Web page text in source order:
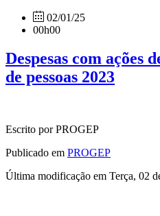
02/01/25
00h00
Despesas com ações
de pessoas 2023
Escrito por PROGEP
Publicado em PROGEP
Última modificação em Terça, 02